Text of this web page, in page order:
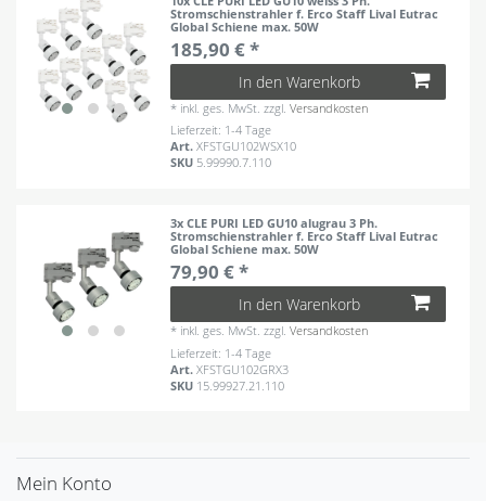
Stromschienstrahler f. Erco Staff Lival Eutrac
Global Schiene max. 50W
185,90 € *
In den Warenkorb
* inkl. ges. MwSt. zzgl.Versandkosten
Lieferzeit: 1-4 Tage
Art.XFSTGU102WSX10
SKU 5.99990.7.110
3x CLE PURI LED GU10 alugrau 3 Ph.
Stromschienstrahler f. Erco Staff Lival Eutrac
Global Schiene max. 50W
79,90 € *
In den Warenkorb
* inkl. ges. MwSt. zzgl.Versandkosten
Lieferzeit: 1-4 Tage
Art.XFSTGU102GRX3
SKU 15.99927.21.110
Mein Konto